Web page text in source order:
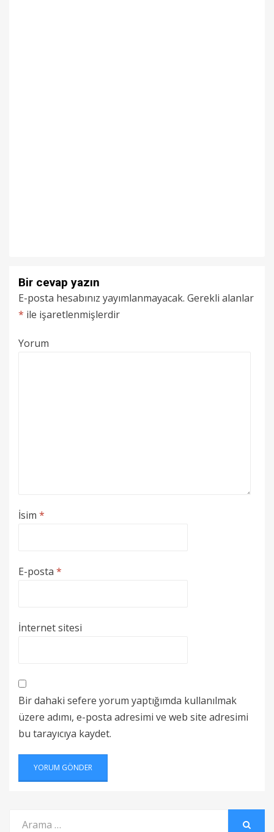
Bir cevap yazın
E-posta hesabınız yayımlanmayacak. Gerekli alanlar
* ile işaretlenmişlerdir
Yorum
İsim *
E-posta *
İnternet sitesi
Bir dahaki sefere yorum yaptığımda kullanılmak
üzere adımı, e-posta adresimi ve web site adresimi
bu tarayıcıya kaydet.